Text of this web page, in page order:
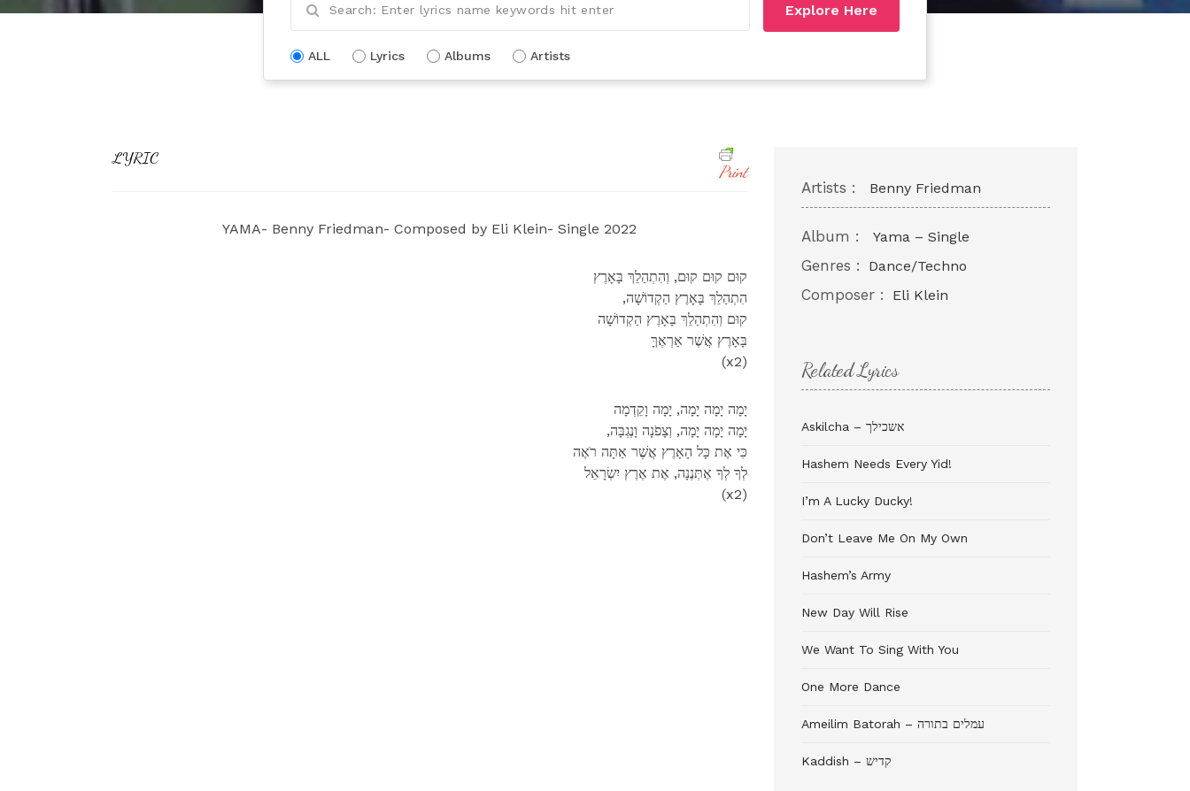
Explore Here
ALL Lyrics Albums Artists
LYRIC
Print
YAMA- Benny Friedman- Composed by Eli Klein- Single 2022
קוּם קוּם קוּם, וְהִתְהַלֵךְ בָּאָרֶץ
,הִתְהַלֵךְ בָּאָרֶץ הַקְדוֹשָׁה
קוּם וְהִתְהַלֵךְ בָּאָרֶץ הַקְדוֹשָׁה
בָּאָרֶץ אֲשֶׁר אַרְאֶךָּ
(x2)
יָמָה יָמָה יָמָה, יָמָה וָקֵדְמָה
,יָמָה יָמָה יָמָה, וְצָפֹנָה וָנֶגְבָּה
כִּי אֶת כָּל הָאָרֶץ אֲשֶׁר אַתָּה רֹאֶה
לְךָ לְךָ אֶתְּנֶנָה, אֶת אֶרֶץ יִשְׂרָאֵל
(x2)
Artists : Benny Friedman
Album : Yama – Single
Genres : Dance/Techno
Composer : Eli Klein
Related Lyrics
Askilcha – אשכילך
Hashem Needs Every Yid!
I’m A Lucky Ducky!
Don’t Leave Me On My Own
Hashem’s Army
New Day Will Rise
We Want To Sing With You
One More Dance
Ameilim Batorah – עמלים בתורה
Kaddish – קדיש